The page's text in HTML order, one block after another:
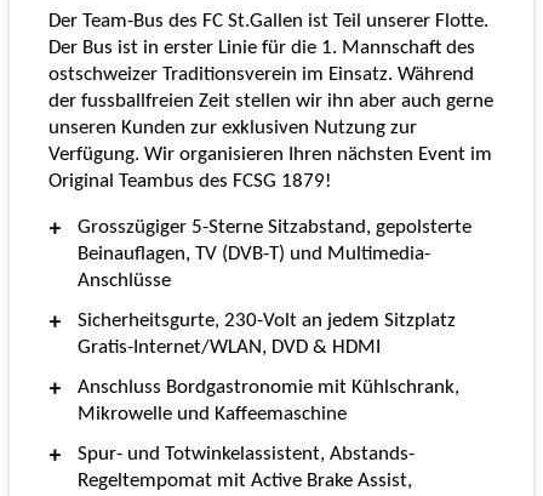
Der Team-Bus des FC St.Gallen ist Teil unserer Flotte.
Der Bus ist in erster Linie für die 1. Mannschaft des
ostschweizer Traditionsverein im Einsatz. Während
der fussballfreien Zeit stellen wir ihn aber auch gerne
unseren Kunden zur exklusiven Nutzung zur
Verfügung. Wir organisieren Ihren nächsten Event im
Original Teambus des FCSG 1879!
Grosszügiger 5-Sterne Sitzabstand, gepolsterte
Beinauflagen, TV (DVB-T) und Multimedia-
Anschlüsse
Sicherheitsgurte, 230-Volt an jedem Sitzplatz
Gratis-Internet/WLAN, DVD & HDMI
Anschluss Bordgastronomie mit Kühlschrank,
Mikrowelle und Kaffeemaschine
Spur- und Totwinkelassistent, Abstands-
Regeltempomat mit Active Brake Assist,